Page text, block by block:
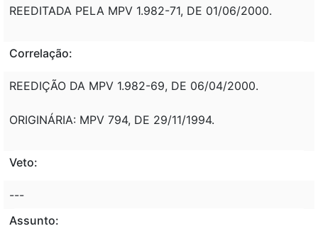
REEDITADA PELA MPV 1.982-71, DE 01/06/2000.
Correlação:
REEDIÇÃO DA MPV 1.982-69, DE 06/04/2000.
ORIGINÁRIA: MPV 794, DE 29/11/1994.
Veto:
---
Assunto: